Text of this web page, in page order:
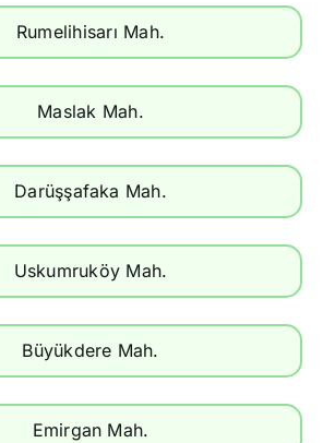
Rumelihisarı Mah.
Maslak Mah.
Darüşşafaka Mah.
Uskumruköy Mah.
Büyükdere Mah.
Emirgan Mah.